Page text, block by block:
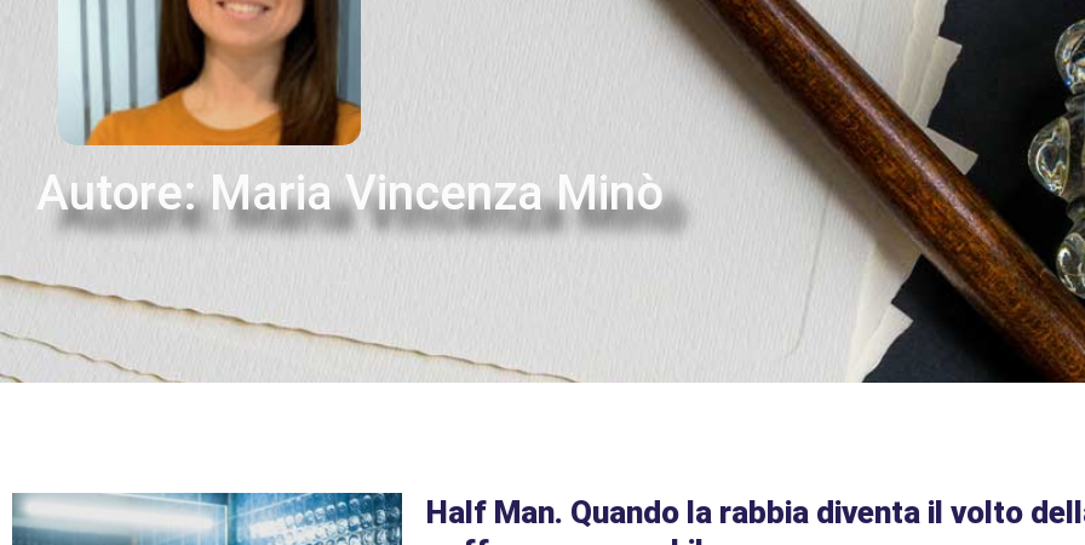
Autore:Maria Vincenza Minò
Half Man. Quando la rabbia diventa il volto